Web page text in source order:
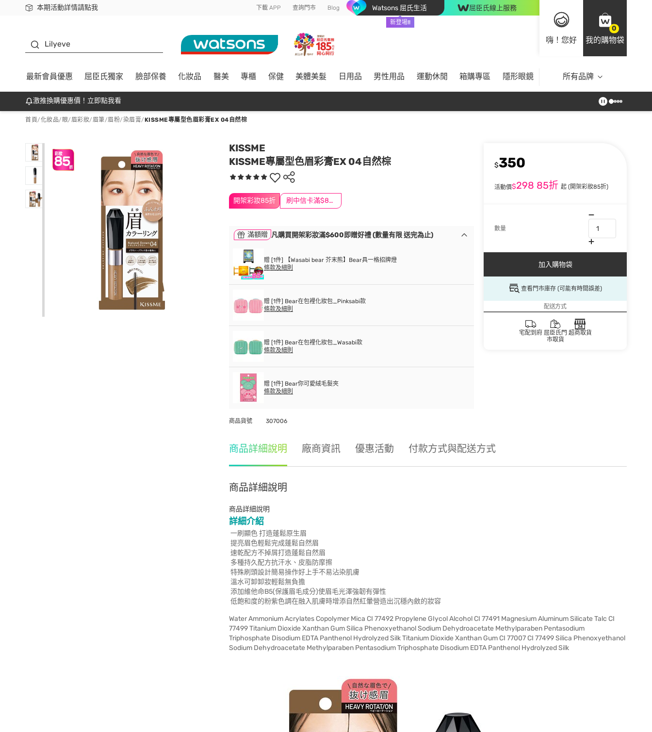
本期活動詳情請點我
下載app最高回饋$350 下載 APP 查詢門市 Blog Watsons 屈氏生活
新登場!!
屈臣氏線上服務
嗨！您好
0
我的購物袋
Lilyeve
最新會員優惠 屈臣氏獨家 臉部保養 化妝品 醫美 專櫃 保健 美體美髮 日用品 男性用品 運動休閒 箱購專區 隱形眼鏡 所有品牌
激推換購優惠價！立即點我看
首頁/化妝品/ 眼/眉彩妝/眉筆/眉粉/染眉膏/KISSME專屬型色眉彩膏EX 04自然棕
KISSME
KISSME專屬型色眉彩膏EX 04自然棕
開架彩妝85折 刷中信卡滿$888送3萬點
$350
活動價$298 85折 起 (開架彩妝85折)
數量
加入購物袋
查看門市庫存 (可能有時間誤差)
配送方式
宅配到府 屈臣氏門
市取貨
超商取貨
滿額贈 凡購買開架彩妝滿$600即贈好禮 (數量有限 送完為止)
贈 [1件] 【Wasabi bear 芥末熊】Bear具一格招牌燈
條款及細則
贈 [1件] Bear在包裡化妝包_Pinksabi款
條款及細則
贈 [1件] Bear在包裡化妝包_Wasabi款
條款及細則
贈 [1件] Bear你可愛絨毛髮夾
條款及細則
商品貨號 307006
商品詳細說明 廠商資訊 優惠活動 付款方式與配送方式
商品詳細說明
商品詳細說明
詳細介紹
一刷顯色 打造蓬鬆原生眉
提亮眉色輕鬆完成蓬鬆自然眉
速乾配方不掉屑打造蓬鬆自然眉
多種持久配方抗汗水、皮脂防摩擦
特殊刷頭設計簡易操作好上手不易沾染肌膚
溫水可卸卸妝輕鬆無負擔
添加維他命B5(保護眉毛成分)使眉毛光澤強韌有彈性
低飽和度的粉紫色調在融入肌膚時增添自然紅暈營造出沉穩內斂的妝容
Water Ammonium Acrylates Copolymer Mica CI 77492 Propylene GIycol Alcohol CI 77491 Magnesium Aluminum Silicate Talc CI
77499 Titanium Dioxide Xanthan Gum Silica Phenoxyethanol Sodium Dehydroacetate Methylparaben Pentasodium
Triphosphate Disodium EDTA Panthenol Hydrolyzed Silk Titanium Dioxide Xanthan Gum CI 77007 CI 77499 Silica Phenoxyethanol
Sodium Dehydroacetate Methylparaben Pentasodium Triphosphate Disodium EDTA Panthenol Hydrolyzed Silk